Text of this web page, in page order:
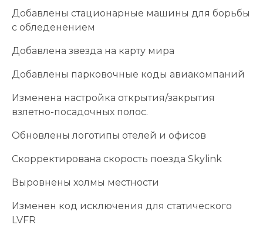
Добавлены стационарные машины для борьбы
с обледенением
Добавлена ​​звезда на карту мира
Добавлены парковочные коды авиакомпаний
Изменена настройка открытия/закрытия
взлетно-посадочных полос.
Обновлены логотипы отелей и офисов
Скорректирована скорость поезда Skylink
Выровнены холмы местности
Изменен код исключения для статического
LVFR